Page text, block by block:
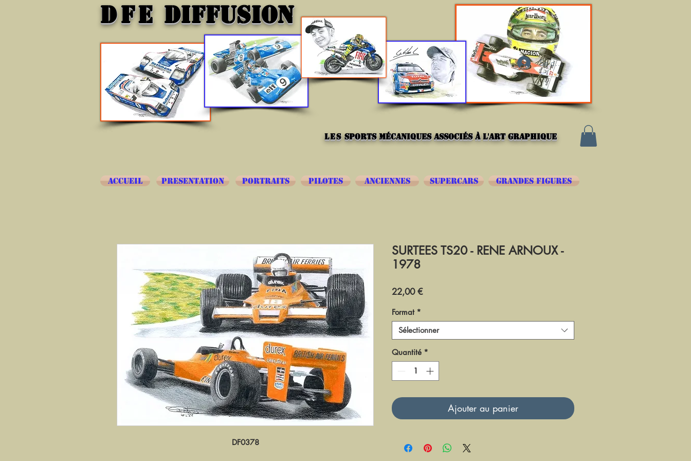
DFE DIFFUSION
Se connecter
lessports mécaniques associés à l'art graphique
DF0378
SURTEES TS20 - RENE ARNOUX -
1978
22,00 €Prix
Format *
Sélectionner
Quantité *
Ajouter au panier
SUPERCARS
ANCIENNES
PILOTES
PORTRAITS
PRESENTATION
ACCUEIL GRANDES FIGURES